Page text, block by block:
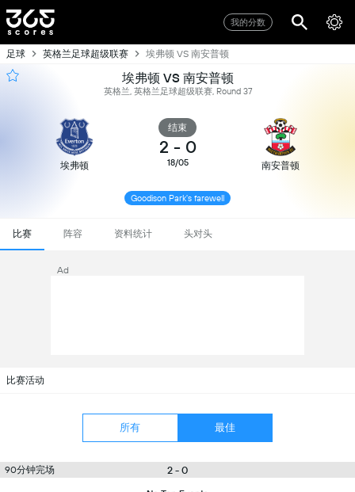
我的分数
足球 英格兰足球超级联赛 埃弗顿 VS 南安普顿
埃弗顿 VS 南安普顿
英格兰, 英格兰足球超级联赛, Round 37
埃弗顿
结束
2 - 0
18/05 南安普顿
Goodison Park's farewell
比赛 阵容 资料统计 头对头
Ad
比赛活动
所有 最佳
90分钟完场 2 - 0